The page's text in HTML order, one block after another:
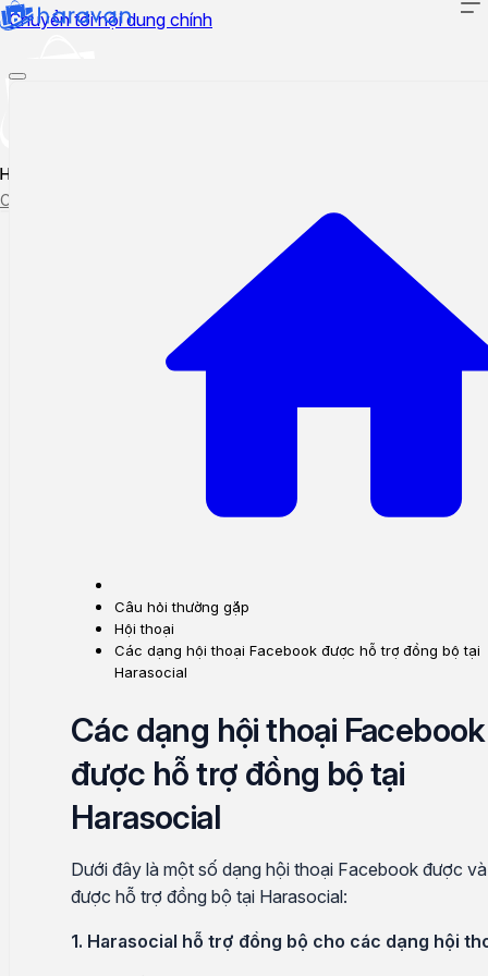
Chuyển tới nội dung chính
Hướng dẫn sử dụng
Cập nhật tính năng mới
Câu hỏi thường gặp
Hội thoại
Các dạng hội thoại Facebook được hỗ trợ đồng bộ tại
Harasocial
Các dạng hội thoại Facebook
được hỗ trợ đồng bộ tại
Harasocial
Dưới đây là một số dạng hội thoại Facebook được
được hỗ trợ đồng bộ tại Harasocial:
1. Harasocial hỗ trợ đồng bộ cho các dạng hội